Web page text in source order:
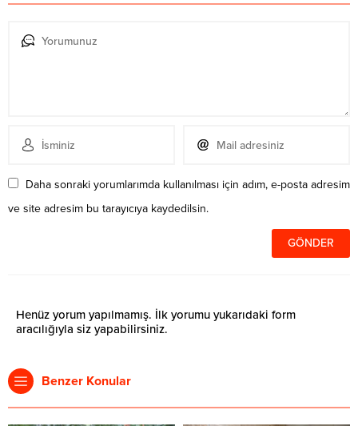
Daha sonraki yorumlarımda kullanılması için adım, e-posta adresim
ve site adresim bu tarayıcıya kaydedilsin.
Henüz yorum yapılmamış. İlk yorumu yukarıdaki form
aracılığıyla siz yapabilirsiniz.
Benzer Konular